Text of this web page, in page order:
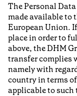
The Personal
made available to
European Union.
place in order to
above, the DHM
transfer complies
namely with
country in terms
applicable to such